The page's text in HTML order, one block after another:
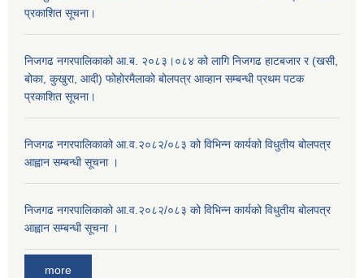
प्रकाशित सूचना।
निजगढ नगरपालिकाको आ.ब. २०८३।०८४ को लागि निजगढ हाटबजार र (खसी,
बोका, कुखुरा, आदी) फोहोरमैलाको बोलपत्र आव्हान सम्बन्धी प्रथम पटक
प्रकाशित सूचना।
निजगढ नगरपालिकाको आ.व.२०८२/०८३ को विभिन्न कार्यको विधुतीय बोलपत्र
आह्वान सम्बन्धी सूचना ।
निजगढ नगरपालिकाको आ.व.२०८२/०८३ को विभिन्न कार्यको विधुतीय बोलपत्र
आह्वान सम्बन्धी सूचना ।
more